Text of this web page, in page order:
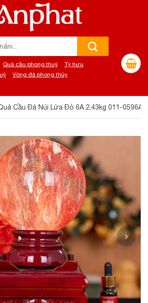
Quả cầu phong thuỷ
Tỳ hưu
Vòng đá phong thủy
Cầu Đá Núi Lửa Đỏ 6A 2,43kg 011-0596A-